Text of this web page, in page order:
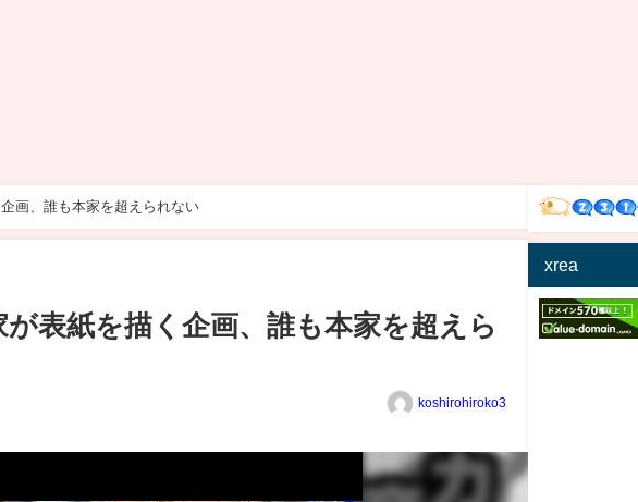
画、誰も本家を超えられない
が表紙を描く企画、誰も本家を超えら
koshirohiroko3
xrea